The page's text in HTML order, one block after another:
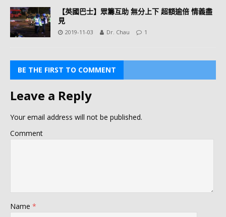
【英國巴士】眾籌互助 無分上下 超額逾倍 情義盡
見
2019-11-03 Dr. Chau 1
BE THE FIRST TO COMMENT
Leave a Reply
Your email address will not be published.
Comment
Name *